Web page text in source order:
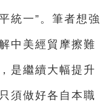
統一”。筆者想強
中美經貿摩擦難
是繼續大幅提升
須做好各自本職